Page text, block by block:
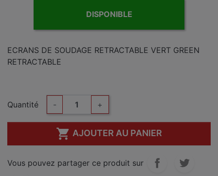
DISPONIBLE
ECRANS DE SOUDAGE RETRACTABLE VERT GREEN
RETRACTABLE
Quantité - +
 AJOUTER AU PANIER
Vous pouvez partager ce produit sur